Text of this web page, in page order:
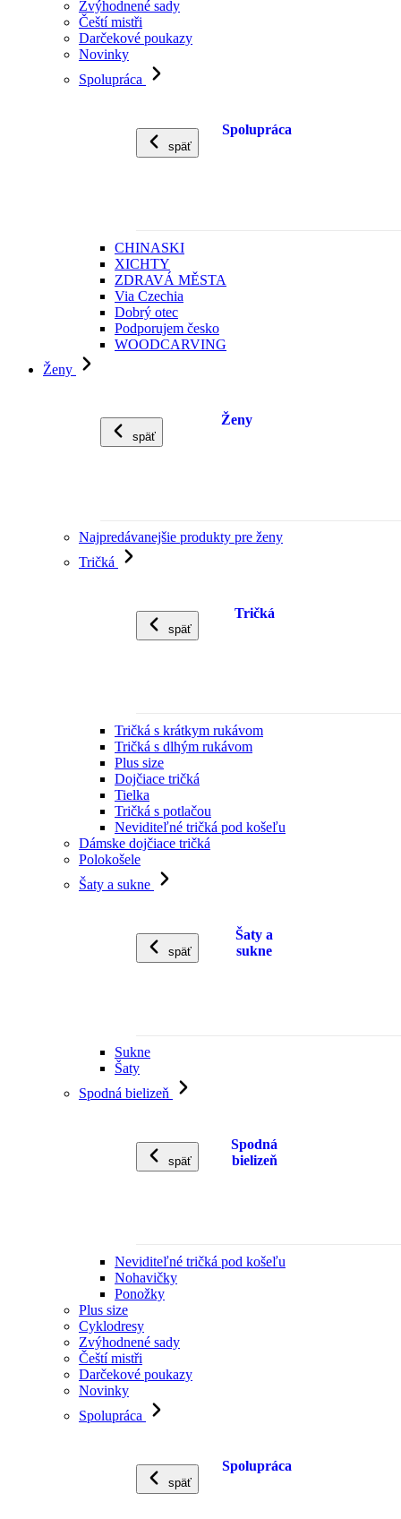
Zvýhodnené sady
Čeští mistři
Darčekové poukazy
Novinky
Spolupráca
späť
Spolupráca
CHINASKI
XICHTY
ZDRAVÁ MĚSTA
Via Czechia
Dobrý otec
Podporujem česko
WOODCARVING
Ženy
späť
Ženy
Najpredávanejšie produkty pre ženy
Tričká
späť
Tričká
Tričká s krátkym rukávom
Tričká s dlhým rukávom
Plus size
Dojčiace tričká
Tielka
Tričká s potlačou
Neviditeľné tričká pod košeľu
Dámske dojčiace tričká
Polokošele
Šaty a sukne
späť
Šaty a
sukne
Sukne
Šaty
Spodná bielizeň
späť
Spodná
bielizeň
Neviditeľné tričká pod košeľu
Nohavičky
Ponožky
Plus size
Cyklodresy
Zvýhodnené sady
Čeští mistři
Darčekové poukazy
Novinky
Spolupráca
späť
Spolupráca